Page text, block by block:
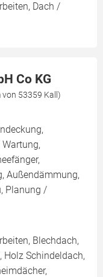
Dach /
Co KG
53359 Kall)
Außendämmung,
Planung /
Blechdach,
Holz Schindeldach,